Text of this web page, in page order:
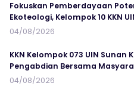
Fokuskan Pemberdayaan
Ekoteologi, Kelompok 10 KKN
04/08/2026
KKN Kelompok 073 UIN Sunan
Pengabdian Bersama
04/08/2026